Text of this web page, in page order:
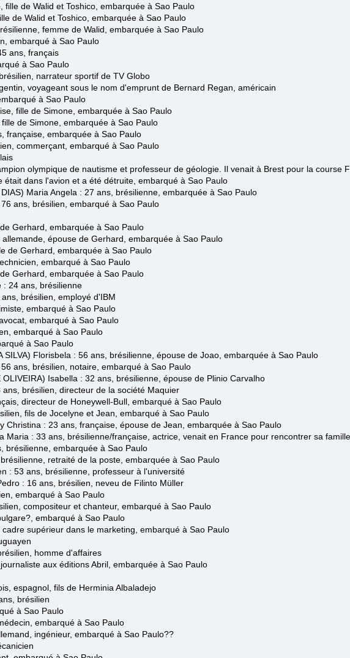
de Walid et Toshico, embarquée à Sao Paulo
de Walid et Toshico, embarquée à Sao Paulo
femme de Walid, embarquée à Sao Paulo
embarqué à Sao Paulo
ans, français
à Sao Paulo
narrateur sportif de TV Globo
voyageant sous le nom d'emprunt de Bernard Regan, américain
à Sao Paulo
fille de Simone, embarquée à Sao Paulo
de Simone, embarquée à Sao Paulo
française, embarquée à Sao Paulo
commerçant, embarqué à Sao Paulo
olympique de nautisme et professeur de géologie. Il venait à Brest pour la course
dans l'avion et a été détruite, embarqué à Sao Paulo
Maria Angela : 27 ans, brésilienne, embarquée à Sao Paulo
ans, brésilien, embarqué à Sao Paulo
Gerhard, embarquée à Sao Paulo
épouse de Gerhard, embarquée à Sao Paulo
de Gerhard, embarquée à Sao Paulo
embarqué à Sao Paulo
Gerhard, embarquée à Sao Paulo
: 24 ans, brésilienne
ans, brésilien employé d'IBM
embarqué à Sao Paulo
embarqué à Sao Paulo
embarqué à Sao Paulo
à Sao Paulo
SILVA) Florisbela : 56 ans, brésilienne, épouse de Joao , embarquée à Sao Paulo
56 ans, brésilien, notaire, embarqué à Sao Paulo
OLIVEIRA) Isabella : 32 ans, brésilienne, épouse de Plinio Carvalho
ans, brésilien, directeur de la société Maquier
directeur de Honeywell-Bull, embarqué à Sao Paulo
fils de Jocelyne et Jean, embarqué à Sao Paulo
Christina : 23 ans, française, épouse de Jean, embarquée à Sao Paulo
Maria : 33 ans, brésilienne/française, actrice, venait en France pour rencontrer sa famille
brésilienne, embarquée à Sao Paulo
retraité de la poste embarquée à Sao Paulo
: 53 ans, brésilienne, professeur à l'université
: 16 ans, brésilien, neveu de Filinto Müller
embarqué à Sao Paulo
compositeur et chanteur, embarqué à Sao Paulo
embarqué à Sao Paulo
supérieur dans le marketing, embarqué à Sao Paulo
homme d'affaires
aux éditions Abril, embarquée à Sao Paulo
espagnol, fils de Herminia Albaladejo
brésilien
à Sao Paulo
embarqué à Sao Paulo
ingénieur, embarqué à Sao Paulo??